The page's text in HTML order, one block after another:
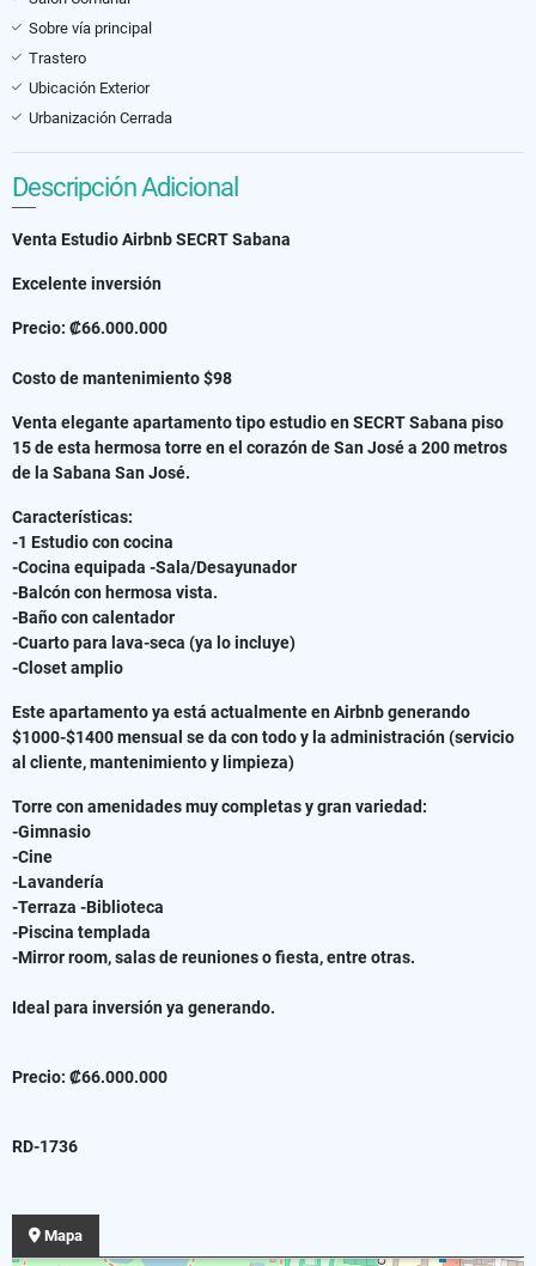
Sobre vía principal
Trastero
Ubicación Exterior
Urbanización Cerrada
Descripción Adicional
Venta Estudio Airbnb SECRT Sabana
Excelente inversión
Precio: ₡66.000.000
Costo de mantenimiento $98
Venta elegante apartamento tipo estudio en SECRT Sabana piso
15 de esta hermosa torre en el corazón de San José a 200 metros
de la Sabana San José.
Características:
-1 Estudio con cocina
-Cocina equipada -Sala/Desayunador
-Balcón con hermosa vista.
-Baño con calentador
-Cuarto para lava-seca (ya lo incluye)
-Closet amplio
Este apartamento ya está actualmente en Airbnb generando
$1000-$1400 mensual se da con todo y la administración (servicio
al cliente, mantenimiento y limpieza)
Torre con amenidades muy completas y gran variedad:
-Gimnasio
-Cine
-Lavandería
-Terraza -Biblioteca
-Piscina templada
-Mirror room, salas de reuniones o fiesta, entre otras.
Ideal para inversión ya generando.
Precio: ₡66.000.000
RD-1736
Mapa